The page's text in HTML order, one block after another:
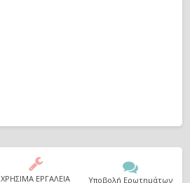
ΧΡΗΣΙΜΑ ΕΡΓΑΛΕΙΑ Υποβολή Ερωτημάτων